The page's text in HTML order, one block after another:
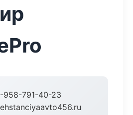
958-791-40-23